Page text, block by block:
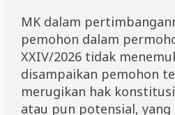
MK dalam
pemohon dalam
XXIV/2026 tidak
disampaikan pemohon
merugikan hak
atau pun potensial,